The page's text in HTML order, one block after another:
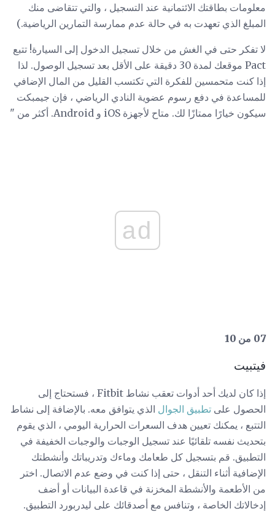
معلومات بطاقتك الائتمانية عند التسجيل ، والتي تتقاضى منك
المبلغ الذي تعهدت به في حالة عدم ممارسة التمارين الرياضية.)
لا تفكر حتى في الغش من خلال تسجيل الدخول إلى السيارة! تتبع
Pact موقعك لمدة 30 دقيقة على الأقل بعد تسجيل الوصول. لذا
إذا كنت متحمسين للفكرة التي تكتسب القليل من المال الإضافي
للمساعدة في دفع رسوم عضوية النادي الرياضي ، فإن جيمبكت
سيكون خيارًا ممتازًا لك. متاح لأجهزة iOS و Android. أكثر من "
ad
07 من 10
فيتبيت
إذا كان لديك أحد أدوات تعقب نشاط Fitbit ، فستحتاج إلى
الحصول على تطبيق الجوال الذي يتوافق معه. بالإضافة إلى نشاط
التتبع ، يمكنك تعيين هدف السعرات الحرارية اليومي ، الذي يقوم
بتحديث نفسه تلقائيًا عند تسجيل الوجبات والوجبات الخفيفة في
التطبيق. قم بتسجيل كل طعامك وماءك وتدريباتك وأنشطتك
الإضافية أثناء التنقل ، حتى إذا كنت في وضع عدم الاتصال. اختر
من الأطعمة والأنشطة المخزنة في قاعدة البيانات أو أضف
إدخالاتك الخاصة ، وتنافس مع أصدقائك على ليدربورد التطبيق.